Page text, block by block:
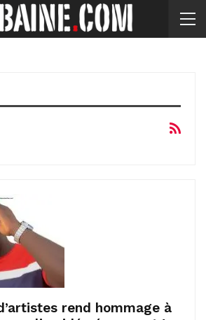
rend hommage à